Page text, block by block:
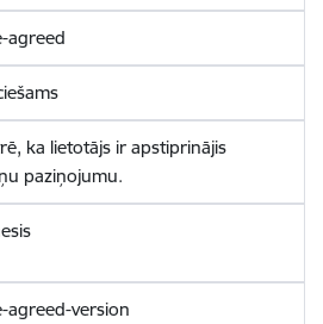
agreed
ka lietotājs ir apstiprinājis
paziņojumu.
agreed-version